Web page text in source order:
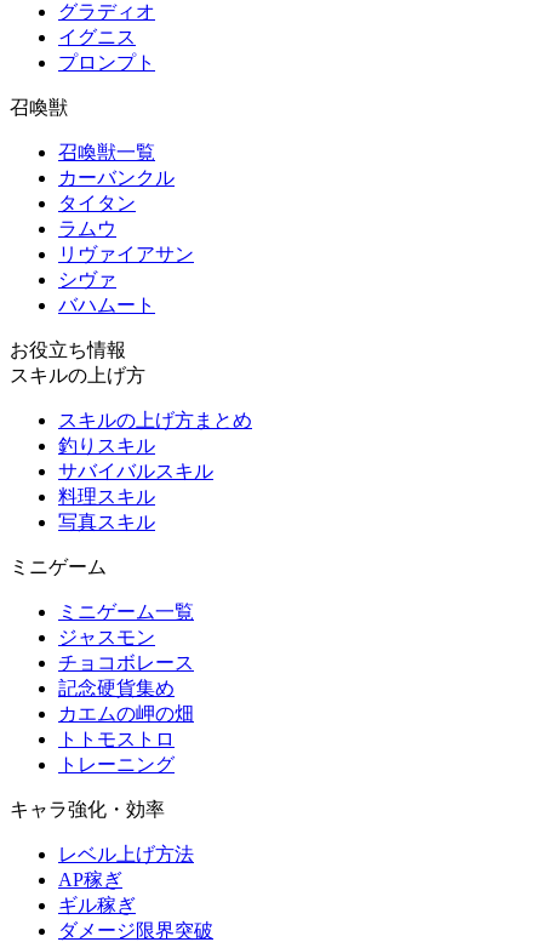
グラディオ
イグニス
プロンプト
召喚獣
召喚獣一覧
カーバンクル
タイタン
ラムウ
リヴァイアサン
シヴァ
バハムート
お役立ち情報
スキルの上げ方
スキルの上げ方まとめ
釣りスキル
サバイバルスキル
料理スキル
写真スキル
ミニゲーム
ミニゲーム一覧
ジャスモン
チョコボレース
記念硬貨集め
カエムの岬の畑
トトモストロ
トレーニング
キャラ強化・効率
レベル上げ方法
AP稼ぎ
ギル稼ぎ
ダメージ限界突破